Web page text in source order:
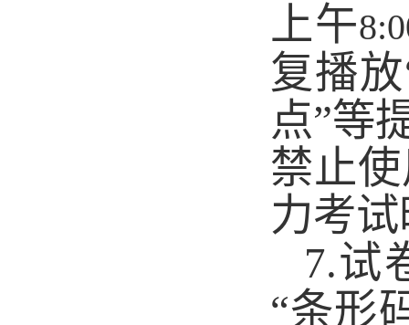
上午
复播
点”等
禁止
力考
7.试
“条形